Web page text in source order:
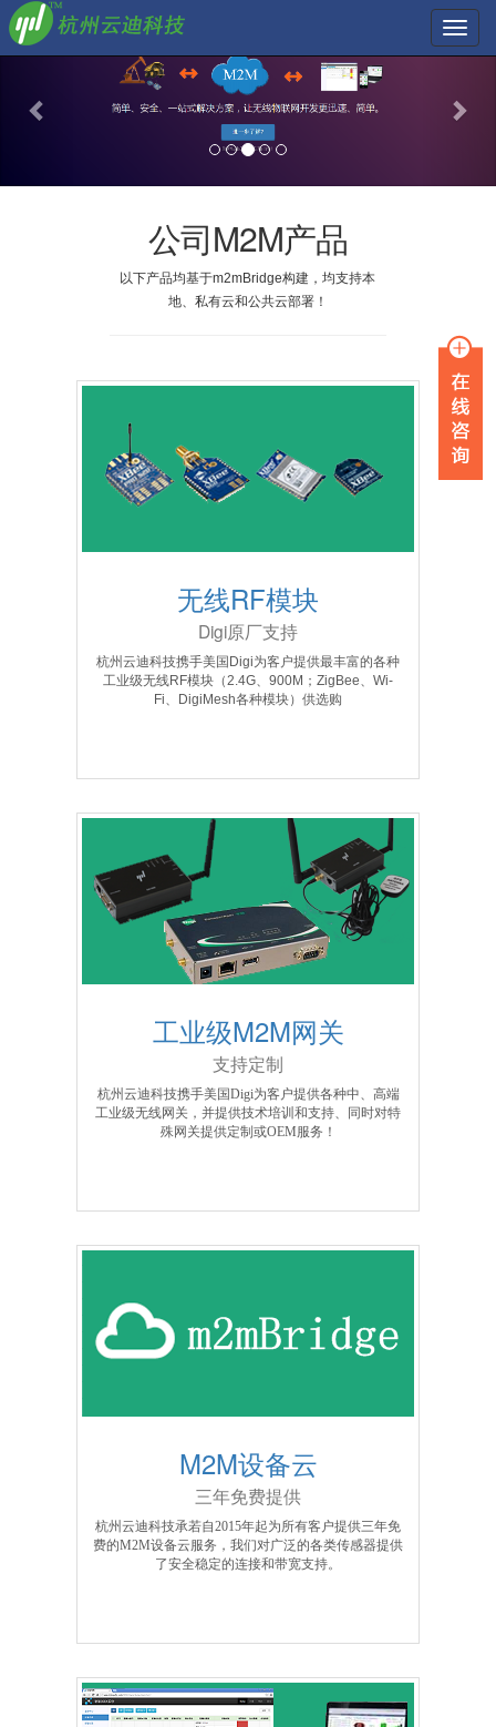
Toggle
公司M2M产品
以下产品均基于m2mBridge构建，均支持本
地、私有云和公共云部署！
无线RF模块
Digi原厂支持
杭州云迪科技携手美国Digi为客户提供最丰富的各种
工业级无线RF模块（2.4G、900M；ZigBee、Wi-
Fi、DigiMesh各种模块）供选购
工业级M2M网关
支持定制
杭州云迪科技携手美国Digi为客户提供各种中、高端
工业级无线网关，并提供技术培训和支持、同时对特
殊网关提供定制或OEM服务！
M2M设备云
三年免费提供
杭州云迪科技承若自2015年起为所有客户提供三年免
费的M2M设备云服务，我们对广泛的各类传感器提供
了安全稳定的连接和带宽支持。